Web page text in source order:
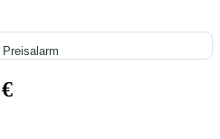
Preisalarm